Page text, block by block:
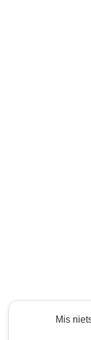
Mis